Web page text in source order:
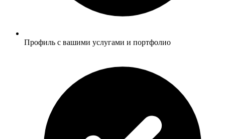
Профиль с вашими услугами и портфолио